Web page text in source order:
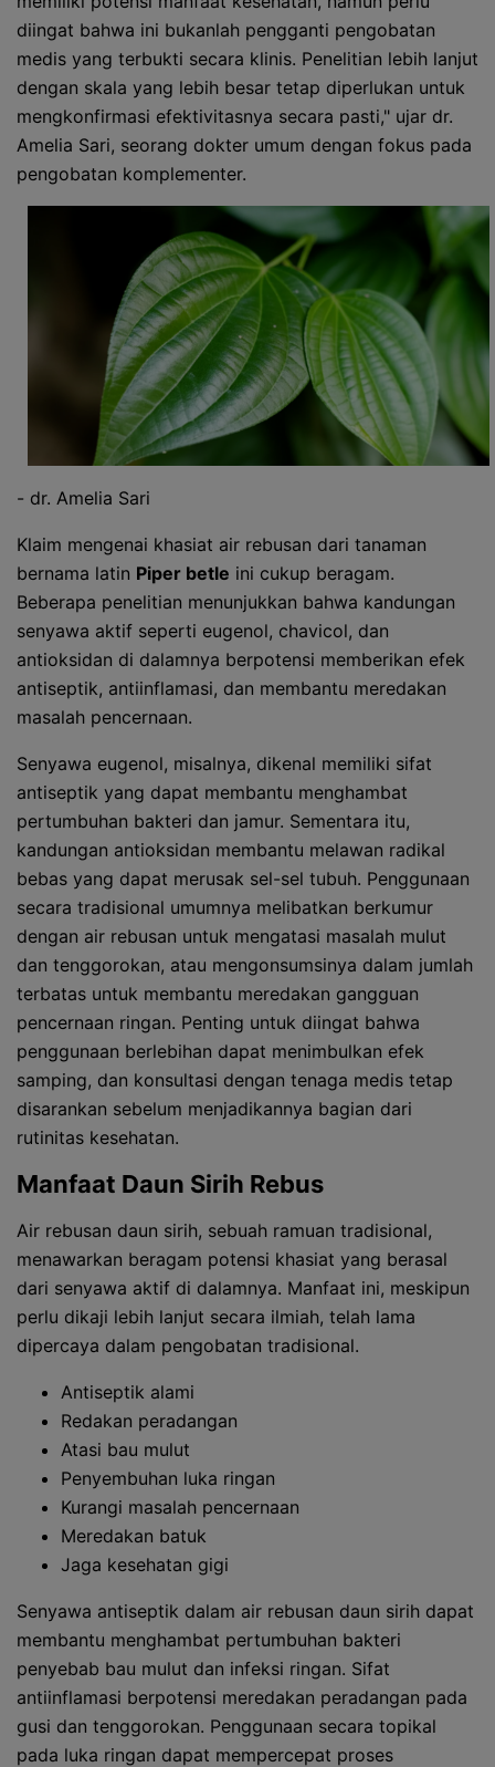
diingat bahwa ini bukanlah pengganti pengobatan
medis yang terbukti secara klinis. Penelitian lebih lanjut
dengan skala yang lebih besar tetap diperlukan untuk
mengkonfirmasi efektivitasnya secara pasti," ujar dr.
Amelia Sari, seorang dokter umum dengan fokus pada
pengobatan komplementer.
- dr. Amelia Sari
Klaim mengenai khasiat air rebusan dari tanaman
bernama latin Piper betle ini cukup beragam.
Beberapa penelitian menunjukkan bahwa kandungan
senyawa aktif seperti eugenol, chavicol, dan
antioksidan di dalamnya berpotensi memberikan efek
antiseptik, antiinflamasi, dan membantu meredakan
masalah pencernaan.
Senyawa eugenol, misalnya, dikenal memiliki sifat
antiseptik yang dapat membantu menghambat
pertumbuhan bakteri dan jamur. Sementara itu,
kandungan antioksidan membantu melawan radikal
bebas yang dapat merusak sel-sel tubuh. Penggunaan
secara tradisional umumnya melibatkan berkumur
dengan air rebusan untuk mengatasi masalah mulut
dan tenggorokan, atau mengonsumsinya dalam jumlah
terbatas untuk membantu meredakan gangguan
pencernaan ringan. Penting untuk diingat bahwa
penggunaan berlebihan dapat menimbulkan efek
samping, dan konsultasi dengan tenaga medis tetap
disarankan sebelum menjadikannya bagian dari
rutinitas kesehatan.
Manfaat Daun Sirih Rebus
Air rebusan daun sirih, sebuah ramuan tradisional,
menawarkan beragam potensi khasiat yang berasal
dari senyawa aktif di dalamnya. Manfaat ini, meskipun
perlu dikaji lebih lanjut secara ilmiah, telah lama
dipercaya dalam pengobatan tradisional.
Antiseptik alami
Redakan peradangan
Atasi bau mulut
Penyembuhan luka ringan
Kurangi masalah pencernaan
Meredakan batuk
Jaga kesehatan gigi
Senyawa antiseptik dalam air rebusan daun sirih dapat
membantu menghambat pertumbuhan bakteri
penyebab bau mulut dan infeksi ringan. Sifat
antiinflamasi berpotensi meredakan peradangan pada
gusi dan tenggorokan. Penggunaan secara topikal
pada luka ringan dapat mempercepat proses